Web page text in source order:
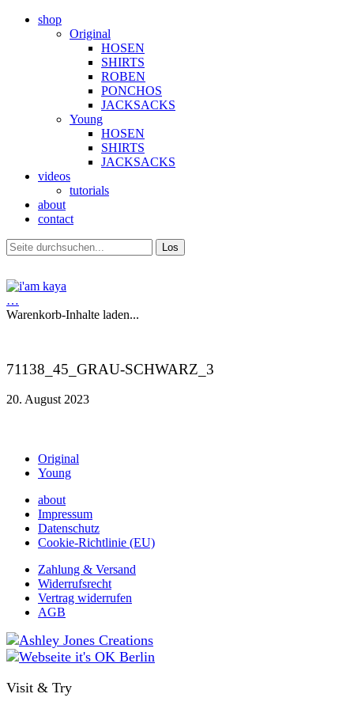
shop
Original
HOSEN
SHIRTS
ROBEN
PONCHOS
JACKSACKS
Young
HOSEN
SHIRTS
JACKSACKS
videos
tutorials
about
contact
…
Warenkorb-Inhalte laden...
71138_45_GRAU-SCHWARZ_3
20. August 2023
Original
Young
about
Impressum
Datenschutz
Cookie-Richtlinie (EU)
Zahlung & Versand
Widerrufsrecht
Vertrag widerrufen
AGB
Visit & Try